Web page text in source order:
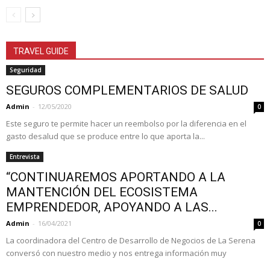
TRAVEL GUIDE
Seguridad
SEGUROS COMPLEMENTARIOS DE SALUD
Admin - 12/05/2020 0
Este seguro te permite hacer un reembolso por la diferencia en el
gasto desalud que se produce entre lo que aporta la...
Entrevista
“CONTINUAREMOS APORTANDO A LA
MANTENCIÓN DEL ECOSISTEMA
EMPRENDEDOR, APOYANDO A LAS...
Admin - 16/04/2021 0
La coordinadora del Centro de Desarrollo de Negocios de La Serena
conversó con nuestro medio y nos entrega información muy